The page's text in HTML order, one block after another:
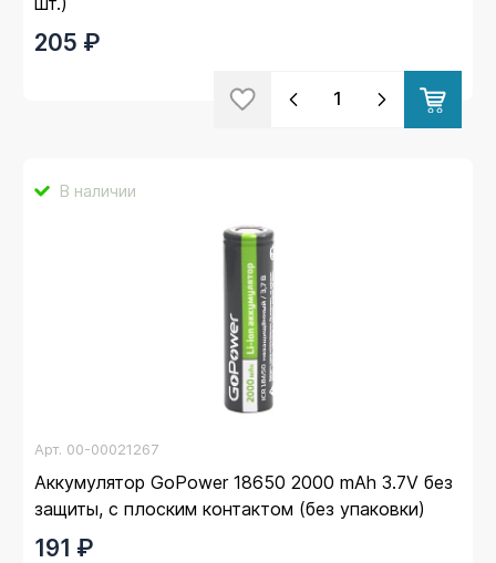
205 ₽
В наличии
Арт. 00-00021267
Аккумулятор GoPower 18650 2000 mAh 3.7V без
защиты, с плоским контактом (без упаковки)
191 ₽